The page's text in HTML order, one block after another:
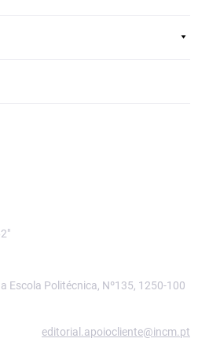
Escola Politécnica, Nº135, 1250-100
editorial.apoiocliente@incm.pt